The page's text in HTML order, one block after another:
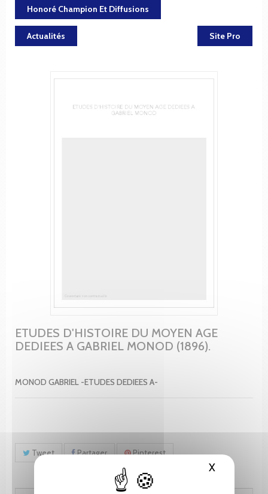
XMasquer
Honoré Champion Et Diffusions
Actualités Site Pro
ETUDES D'HISTOIRE DU MOYEN AGE
DEDIEES A GABRIEL MONOD (1896).
MONOD GABRIEL -ETUDES DEDIEES A-
Tweet Partager Pinterest